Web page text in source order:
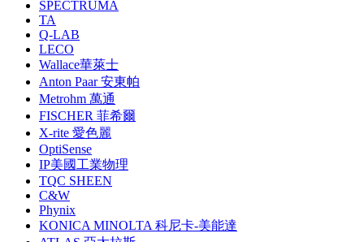
SPECTRUMA
TA
Q-LAB
LECO
Wallace華萊士
Anton Paar 安東帕
Metrohm 萬通
FISCHER 菲希爾
X-rite 愛色麗
OptiSense
IP美國工業物理
TQC SHEEN
C&W
Phynix
KONICA MINOLTA 科尼卡-美能達